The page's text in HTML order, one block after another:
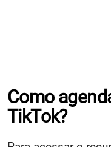
Como
TikTok?